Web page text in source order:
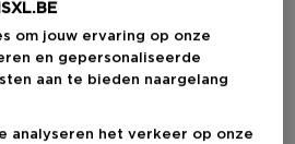
om jouw ervaring op onze
en gepersonaliseerde
aan te bieden naargelang
analyseren het verkeer op onze